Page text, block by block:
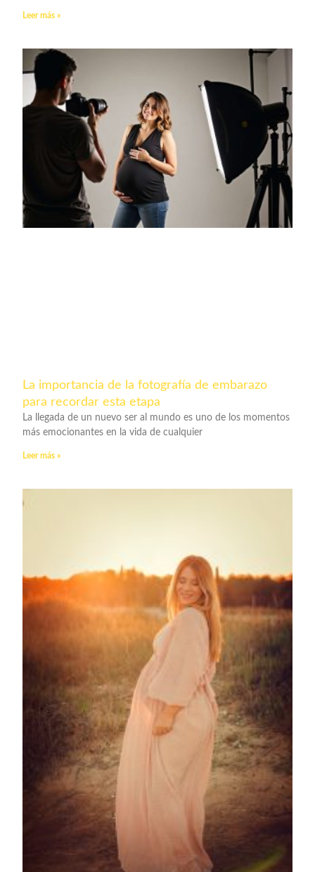
Leer más »
La importancia de la fotografía de embarazo
para recordar esta etapa
La llegada de un nuevo ser al mundo es uno de los momentos
más emocionantes en la vida de cualquier
Leer más »